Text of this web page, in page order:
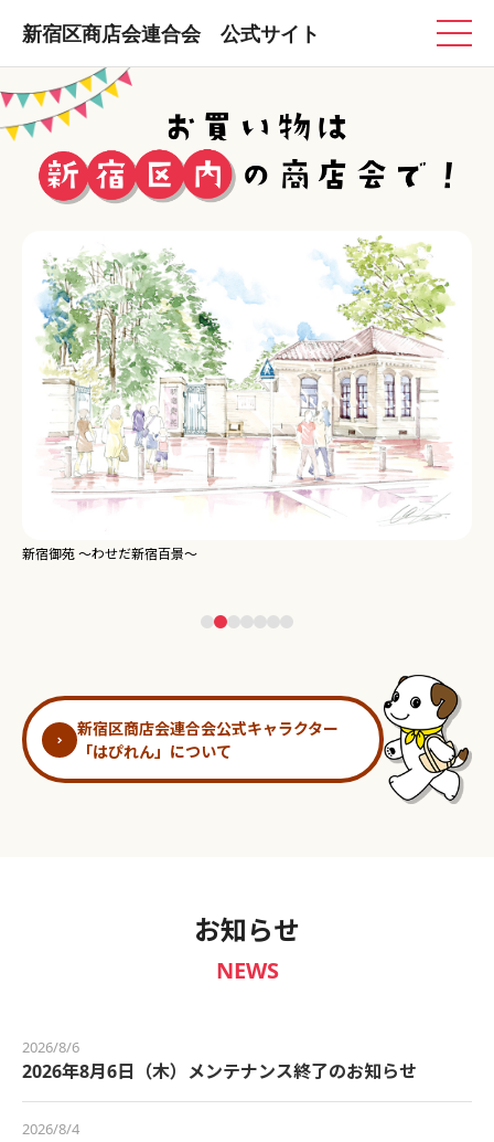
新宿区商店会連合会 公式サイト
新宿御苑 ～わせだ新宿百景～
新宿区商店会連合会公式キャラクター
「はぴれん」について
お知らせ
NEWS
2026/8/6
2026年8月6日（木）メンテナンス終了のお知らせ
2026/8/4